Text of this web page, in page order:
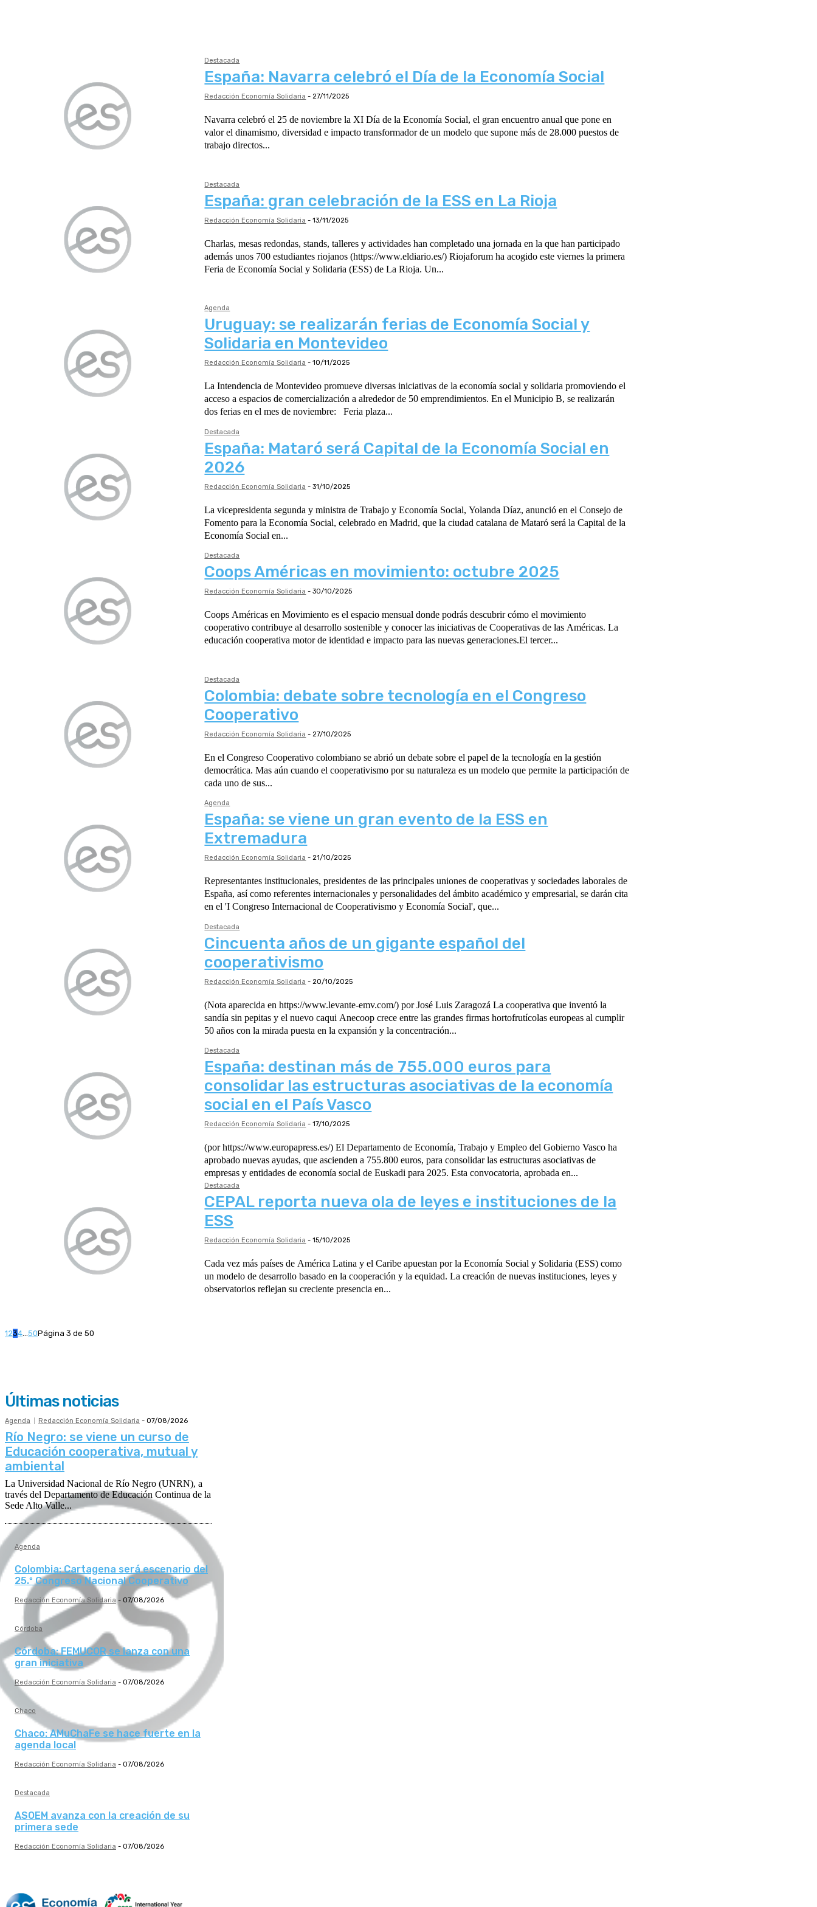
Destacada
España: Navarra celebró el Día de la Economía Social
Redacción Economía Solidaria - 27/11/2025
Navarra celebró el 25 de noviembre la XI Día de la Economía Social, el gran encuentro anual que pone en
valor el dinamismo, diversidad e impacto transformador de un modelo que supone más de 28.000 puestos de
trabajo directos...
Destacada
España: gran celebración de la ESS en La Rioja
Redacción Economía Solidaria - 13/11/2025
Charlas, mesas redondas, stands, talleres y actividades han completado una jornada en la que han participado
además unos 700 estudiantes riojanos (https://www.eldiario.es/) Riojaforum ha acogido este viernes la primera
Feria de Economía Social y Solidaria (ESS) de La Rioja. Un...
Agenda
Uruguay: se realizarán ferias de Economía Social y
Solidaria en Montevideo
Redacción Economía Solidaria - 10/11/2025
La Intendencia de Montevideo promueve diversas iniciativas de la economía social y solidaria promoviendo el
acceso a espacios de comercialización a alrededor de 50 emprendimientos. En el Municipio B, se realizarán
dos ferias en el mes de noviembre: Feria plaza...
Destacada
España: Mataró será Capital de la Economía Social en
2026
Redacción Economía Solidaria - 31/10/2025
La vicepresidenta segunda y ministra de Trabajo y Economía Social, Yolanda Díaz, anunció en el Consejo de
Fomento para la Economía Social, celebrado en Madrid, que la ciudad catalana de Mataró será la Capital de la
Economía Social en...
Destacada
Coops Américas en movimiento: octubre 2025
Redacción Economía Solidaria - 30/10/2025
Coops Américas en Movimiento es el espacio mensual donde podrás descubrir cómo el movimiento
cooperativo contribuye al desarrollo sostenible y conocer las iniciativas de Cooperativas de las Américas. La
educación cooperativa motor de identidad e impacto para las nuevas generaciones.El tercer...
Destacada
Colombia: debate sobre tecnología en el Congreso
Cooperativo
Redacción Economía Solidaria - 27/10/2025
En el Congreso Cooperativo colombiano se abrió un debate sobre el papel de la tecnología en la gestión
democrática. Mas aún cuando el cooperativismo por su naturaleza es un modelo que permite la participación de
cada uno de sus...
Agenda
España: se viene un gran evento de la ESS en
Extremadura
Redacción Economía Solidaria - 21/10/2025
Representantes institucionales, presidentes de las principales uniones de cooperativas y sociedades laborales de
España, así como referentes internacionales y personalidades del ámbito académico y empresarial, se darán cita
en el 'I Congreso Internacional de Cooperativismo y Economía Social', que...
Destacada
Cincuenta años de un gigante español del
cooperativismo
Redacción Economía Solidaria - 20/10/2025
(Nota aparecida en https://www.levante-emv.com/) por José Luis Zaragozá La cooperativa que inventó la
sandía sin pepitas y el nuevo caqui Anecoop crece entre las grandes firmas hortofrutícolas europeas al cumplir
50 años con la mirada puesta en la expansión y la concentración...
Destacada
España: destinan más de 755.000 euros para
consolidar las estructuras asociativas de la economía
social en el País Vasco
Redacción Economía Solidaria - 17/10/2025
(por https://www.europapress.es/) El Departamento de Economía, Trabajo y Empleo del Gobierno Vasco ha
aprobado nuevas ayudas, que ascienden a 755.800 euros, para consolidar las estructuras asociativas de
empresas y entidades de economía social de Euskadi para 2025. Esta convocatoria, aprobada en...
Destacada
CEPAL reporta nueva ola de leyes e instituciones de la
ESS
Redacción Economía Solidaria - 15/10/2025
Cada vez más países de América Latina y el Caribe apuestan por la Economía Social y Solidaria (ESS) como
un modelo de desarrollo basado en la cooperación y la equidad. La creación de nuevas instituciones, leyes y
observatorios reflejan su creciente presencia en...
1234 50Página 3 de 50
Últimas noticias
Agenda Redacción Economía Solidaria - 07/08/2026
Río Negro: se viene un curso de
Educación cooperativa, mutual y
ambiental
La Universidad Nacional de Río Negro (UNRN), a
través del Departamento de Educación Continua de la
Sede Alto Valle...
Agenda
Colombia: Cartagena será escenario del
25.º Congreso Nacional Cooperativo
Redacción Economía Solidaria - 07/08/2026
Córdoba
Córdoba: FEMUCOR se lanza con una
gran iniciativa
Redacción Economía Solidaria - 07/08/2026
Chaco
Chaco: AMuChaFe se hace fuerte en la
agenda local
Redacción Economía Solidaria - 07/08/2026
Destacada
ASOEM avanza con la creación de su
primera sede
Redacción Economía Solidaria - 07/08/2026